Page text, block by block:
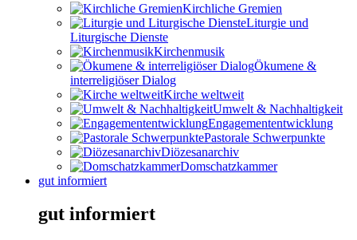
Kirchliche Gremien
Liturgie und
Liturgische Dienste
Kirchenmusik
Ökumene &
interreligiöser Dialog
Kirche weltweit
Umwelt & Nachhaltigkeit
Engagemententwicklung
Pastorale Schwerpunkte
Diözesanarchiv
Domschatzkammer
gut informiert
gut informiert